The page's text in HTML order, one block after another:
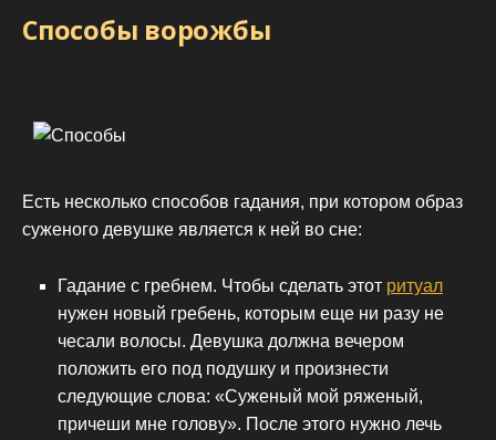
Способы ворожбы
Есть несколько способов гадания, при котором образ
суженого девушке является к ней во сне:
Гадание с гребнем. Чтобы сделать этот ритуал
нужен новый гребень, которым еще ни разу не
чесали волосы. Девушка должна вечером
положить его под подушку и произнести
следующие слова: «Суженый мой ряженый,
причеши мне голову». После этого нужно лечь